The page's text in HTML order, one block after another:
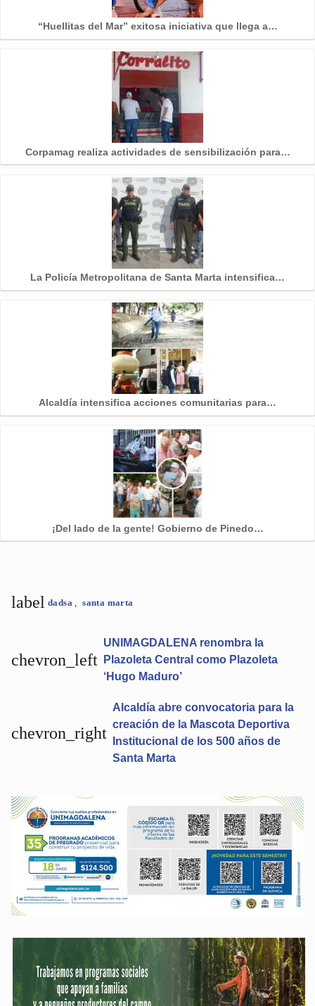
“Huellitas del Mar” exitosa iniciativa que llega a…
Corpamag realiza actividades de sensibilización para…
La Policía Metropolitana de Santa Marta intensifica…
Alcaldía intensifica acciones comunitarias para…
¡Del lado de la gente! Gobierno de Pinedo…
label dadsa santa marta
chevron_left
UNIMAGDALENA renombra la
Plazoleta Central como Plazoleta
‘Hugo Maduro’
Alcaldía abre convocatoria para la
creación de la Mascota Deportiva
Institucional de los 500 años de
Santa Marta
chevron_right